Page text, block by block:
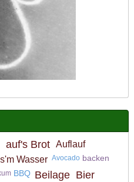
auf's Brot Auflauf
Wasser Avocado backen
BBQ Beilage Bier